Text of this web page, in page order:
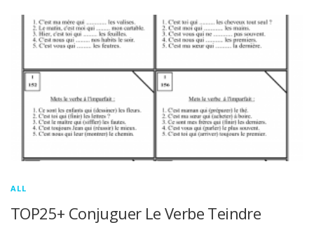
ALL
TOP25+ Conjuguer Le Verbe Teindre